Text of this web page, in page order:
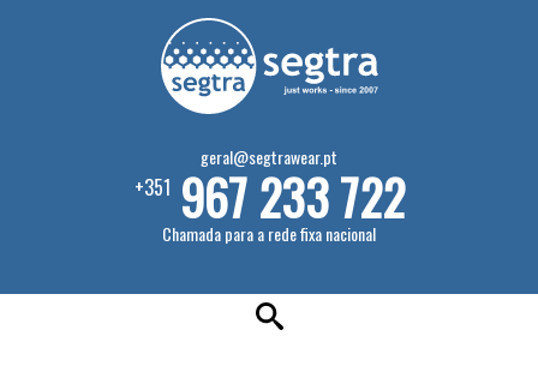
geral@segtrawear.pt
+351 967 233 722
Chamada para a rede fixa nacional